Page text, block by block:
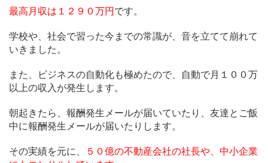
最高月収は１２９０万円です。
学校や、社会で習った今までの常識が、音を立てて崩れて
いきました。
また、ビジネスの自動化も極めたので、自動で月１００万
以上の収入が発生します。
朝起きたら、報酬発生メールが届いていたり、友達とご飯
中に報酬発生メールが届いたりします。
その実績を元に、
５０億の不動産会社の社長や、中小企業